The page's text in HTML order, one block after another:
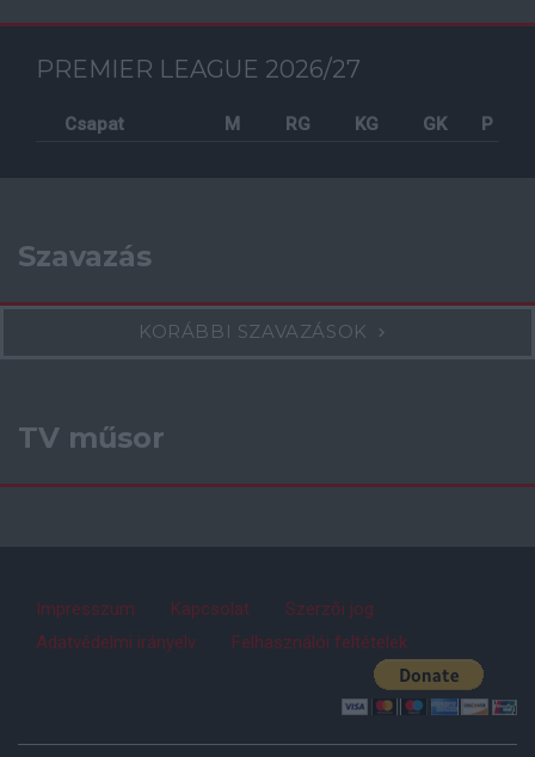
PREMIER LEAGUE 2026/27
Csapat M RG KG GK P
Szavazás
KORÁBBI SZAVAZÁSOK
TV műsor
Impresszum Kapcsolat
Szerzői jog
Adatvédelmi irányelv
Felhasználói feltételek